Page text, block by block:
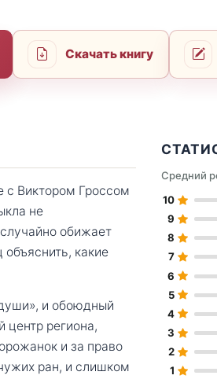
Скачать книгу
с Виктором Гроссом
не
обижает
какие
и обоюдный
центр региона,
и за право
ран, и слишком
Средний
10
9
8
7
6
5
4
3
2
1